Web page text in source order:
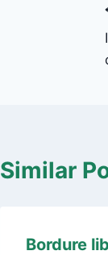
Similar
Bordure